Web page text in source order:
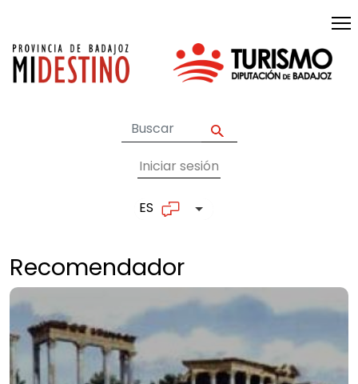
User account
Iniciar sesión
ES Lista adicional de
Recomendador